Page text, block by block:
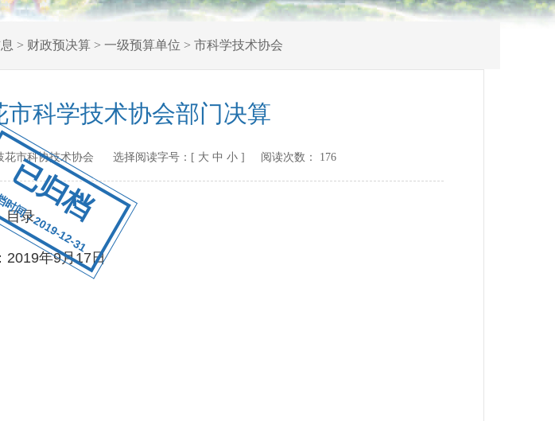
已归档
间：2019-12-31
> 财政预决算> 一级预算单位 > 市科学技术协会
市科学技术协会部门决算
花市科协技术协会 选择阅读字号：[ 大 中 小 ] 阅读次数： 176
目录
2019年9月17日